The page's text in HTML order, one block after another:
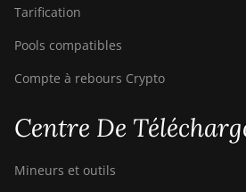
Tarification
Pools compatibles
Compte à rebours Crypto
Centre De
Mineurs et outils